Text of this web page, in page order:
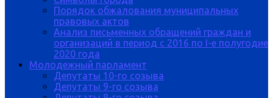
Порядок обжалования муниципальных
правовых актов
Анализ письменных обращений граждан и
организаций в период с 2016 по I-е полугодие
2020 года
Молодежный парламент
Депутаты 10-го созыва
Депутаты 9-го созыва